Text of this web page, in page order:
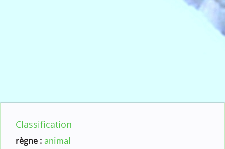
Classification
règne : animal